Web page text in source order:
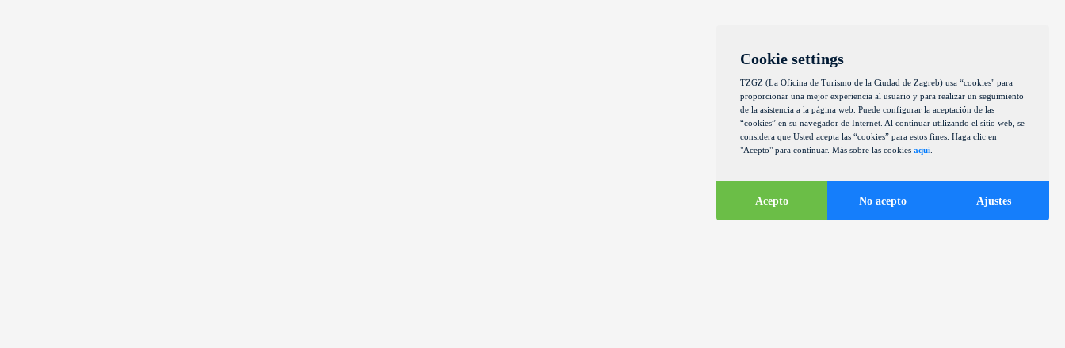
Cookie settings
TZGZ (La Oficina de Turismo de la Ciudad de Zagreb) usa “cookies" para
proporcionar una mejor experiencia al usuario y para realizar un seguimiento
de la asistencia a la página web. Puede configurar la aceptación de las
“cookies” en su navegador de Internet. Al continuar utilizando el sitio web, se
considera que Usted acepta las “cookies” para estos fines. Haga clic en
"Acepto" para continuar. Más sobre las cookies aquí
Acepto No acepto Ajustes